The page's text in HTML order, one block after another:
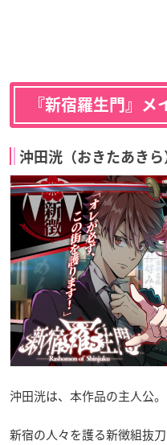
『新宿羅生門』メ
沖田洸（おきたあきら
沖田洸は、本作品の主人公。
新宿の人々を護る新徴組抜